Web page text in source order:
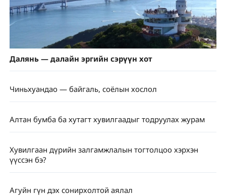
Далянь — далайн эргийн сэрүүн хот
Чиньхуандао — байгаль, соёлын хослол
Алтан бумба ба хутагт хувилгаадыг тодруулах журам
Хувилгаан дүрийн залгамжлалын тогтолцоо хэрхэн
үүссэн бэ?
Агуйн гүн дэх сонирхолтой аялал